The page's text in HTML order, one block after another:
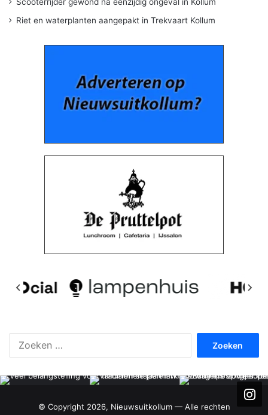
Riet en waterplanten aangepakt in Trekvaart Kollum
© Copyright 2026, Nieuwsuitkollum — Alle rechten